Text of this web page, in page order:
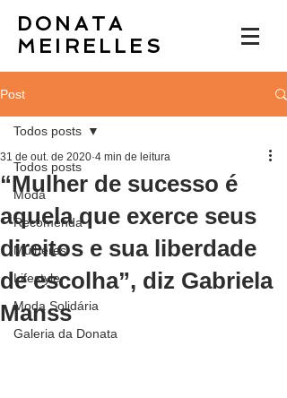
DONATA
MEIRELLES
Post
Todos posts
Moda
Recomenda
Mulheres
Lifestyle
Moda Solidária
Galeria da Donata
Todos posts
“Mulher de sucesso é
aquela que exerce seus
direitos e sua liberdade
de escolha”, diz Gabriela
Manss
31 de out. de 2020 4 min de leitura